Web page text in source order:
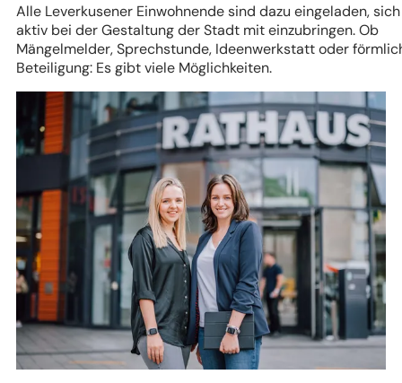
Alle Leverkusener Einwohnende sind dazu eingeladen, sich
aktiv bei der Gestaltung der Stadt mit einzubringen. Ob
Mängelmelder, Sprechstunde, Ideenwerkstatt oder
Beteiligung: Es gibt viele Möglichkeiten.